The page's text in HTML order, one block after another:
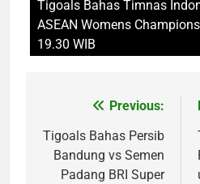
Tigoals Bahas Timnas
ASEAN Womens
19.30 WIB
navigation
Previous:
Tigoals Bahas Persib
Bandung vs Semen
Padang BRI Super